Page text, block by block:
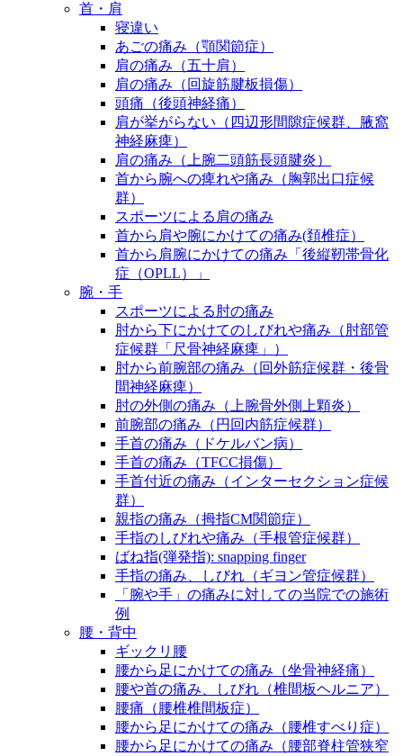
首・肩
寝違い
あごの痛み（顎関節症）
肩の痛み（五十肩）
肩の痛み（回旋筋腱板損傷）
頭痛（後頭神経痛）
肩が挙がらない（四辺形間隙症候群、腋窩
神経麻痺）
肩の痛み（上腕二頭筋長頭腱炎）
首から腕への痺れや痛み（胸郭出口症候
群）
スポーツによる肩の痛み
首から肩や腕にかけての痛み(頚椎症）
首から肩腕にかけての痛み「後縦靭帯骨化
症（OPLL）」
腕・手
スポーツによる肘の痛み
肘から下にかけてのしびれや痛み（肘部管
症候群「尺骨神経麻痺」）
肘から前腕部の痛み（回外筋症候群・後骨
間神経麻痺）
肘の外側の痛み（上腕骨外側上顆炎）
前腕部の痛み（円回内筋症候群）
手首の痛み（ドケルバン病）
手首の痛み（TFCC損傷）
手首付近の痛み（インターセクション症候
群）
親指の痛み（拇指CM関節症）
手指のしびれや痛み（手根管症候群）
ばね指(弾発指): snapping finger
手指の痛み、しびれ（ギヨン管症候群）
「腕や手」の痛みに対しての当院での施術
例
腰・背中
ギックリ腰
腰から足にかけての痛み（坐骨神経痛）
腰や首の痛み、しびれ（椎間板ヘルニア）
腰痛（腰椎椎間板症）
腰から足にかけての痛み（腰椎すべり症）
腰から足にかけての痛み（腰部脊柱管狭窄